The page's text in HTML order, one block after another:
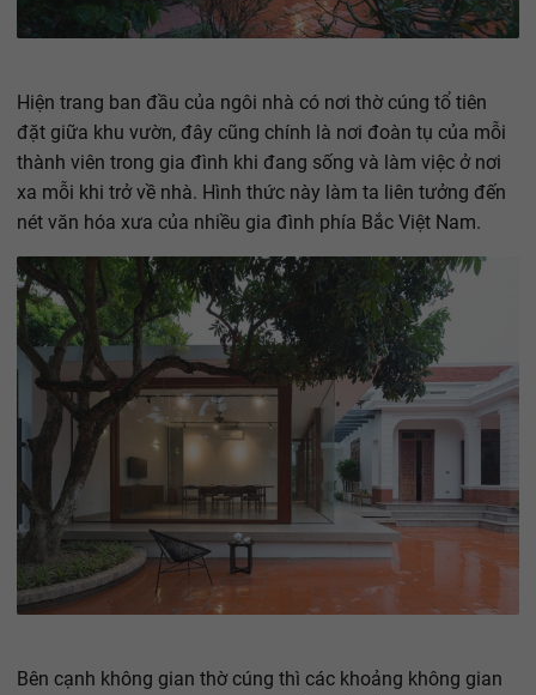
Hiện trang ban đầu của ngôi nhà có nơi thờ cúng tổ tiên
đặt giữa khu vườn, đây cũng chính là nơi đoàn tụ của mỗi
thành viên trong gia đình khi đang sống và làm việc ở nơi
xa mỗi khi trở về nhà. Hình thức này làm ta liên tưởng đến
nét văn hóa xưa của nhiều gia đình phía Bắc Việt Nam.
Bên cạnh không gian thờ cúng thì các khoảng không gian